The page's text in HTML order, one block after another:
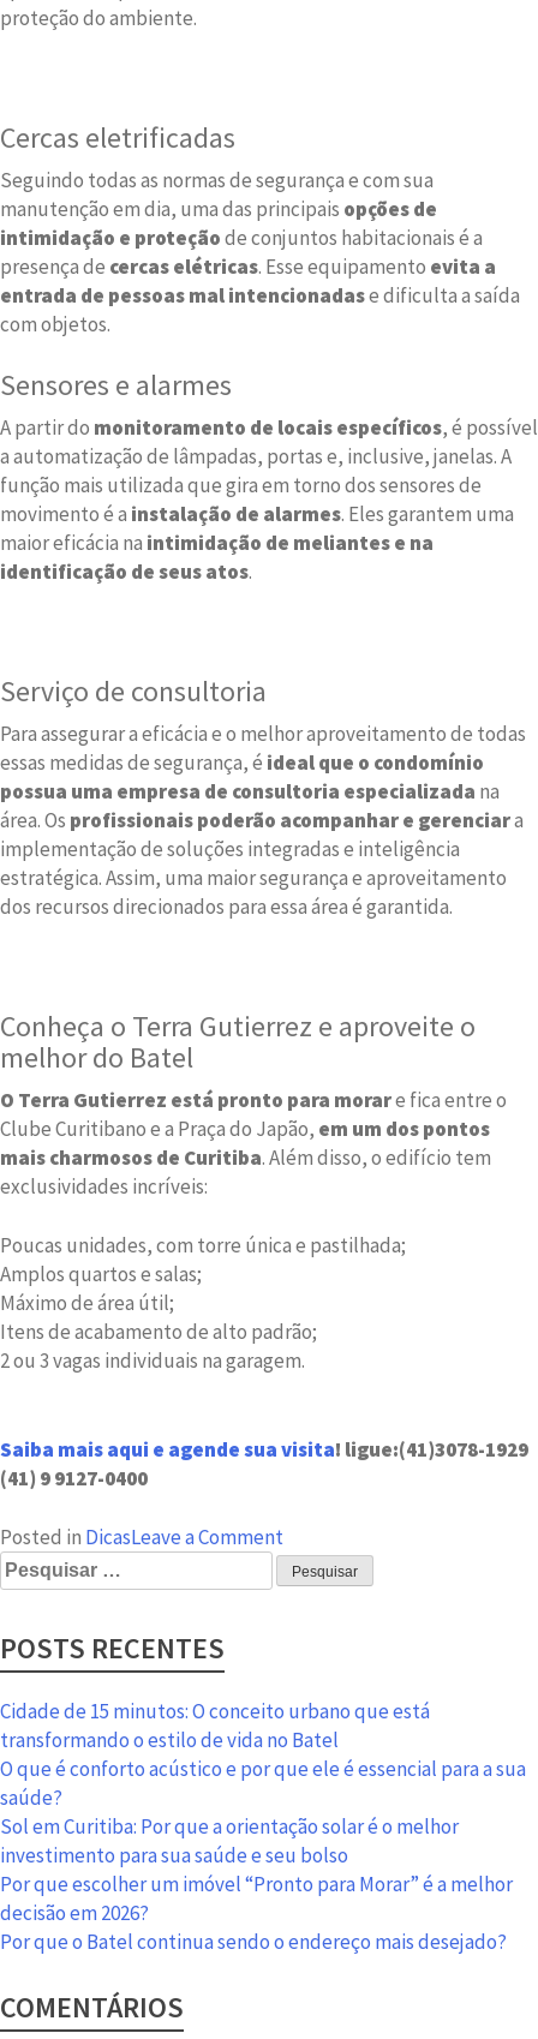
proteção do ambiente.
Cercas eletrificadas
Seguindo todas as normas de segurança e com sua
manutenção em dia, uma das principais opções de
intimidação e proteçãode conjuntos habitacionais é a
presença de cercas elétricas. Esse equipamento evita a
entrada de pessoas mal intencionadase dificulta a saída
com objetos.
Sensores e alarmes
A partir do monitoramento de locais específicos, é possível
a automatização de lâmpadas, portas e, inclusive, janelas. A
função mais utilizada que gira em torno dos sensores de
movimento é a instalação de alarmes. Eles garantem uma
maior eficácia na intimidação de meliantes e na
identificação de seus atos.
Serviço de consultoria
Para assegurar a eficácia e o melhor aproveitamento de todas
essas medidas de segurança, é ideal que o condomínio
possua uma empresa de consultoria especializada na
área. Os profissionais poderão acompanhar e gerenciara
implementação de soluções integradas e inteligência
estratégica. Assim, uma maior segurança e aproveitamento
dos recursos direcionados para essa área é garantida.
Conheça o Terra Gutierrez e aproveite o
melhor do Batel
O Terra Gutierrez está pronto para morare fica entre o
Clube Curitibano e a Praça do Japão, em um dos pontos
mais charmosos de Curitiba. Além disso, o edifício tem
exclusividades incríveis:
Poucas unidades, com torre única e pastilhada;
Amplos quartos e salas;
Máximo de área útil;
Itens de acabamento de alto padrão;
2 ou 3 vagas individuais na garagem.
Saiba mais aqui e agende sua visita! ligue:(41)3078-1929
(41) 9 9127-0400
Posted in DicasLeave a Comment
Segurança
em
Terra
Gutierrez
Pesquisar
por:
POSTS RECENTES
Cidade de 15 minutos: O conceito urbano que está
transformando o estilo de vida no Batel
O que é conforto acústico e por que ele é essencial para a sua
saúde?
Sol em Curitiba: Por que a orientação solar é o melhor
investimento para sua saúde e seu bolso
Por que escolher um imóvel “Pronto para Morar” é a melhor
decisão em 2026?
Por que o Batel continua sendo o endereço mais desejado?
COMENTÁRIOS